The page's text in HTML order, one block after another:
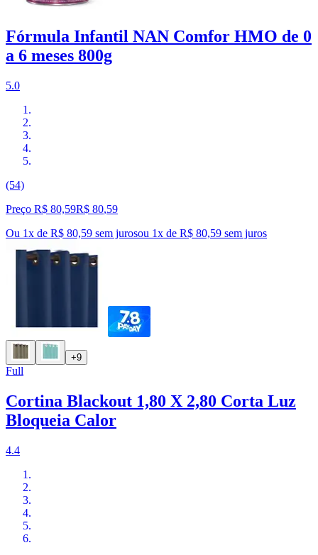
Fórmula Infantil NAN Comfor HMO de 0
a 6 meses 800g
5.0
(54)
Preço R$ 80,59R$ 80,59
Ou 1x de R$ 80,59 sem jurosou 1x de R$ 80,59 sem juros
+9
Full
Cortina Blackout 1,80 X 2,80 Corta Luz
Bloqueia Calor
4.4